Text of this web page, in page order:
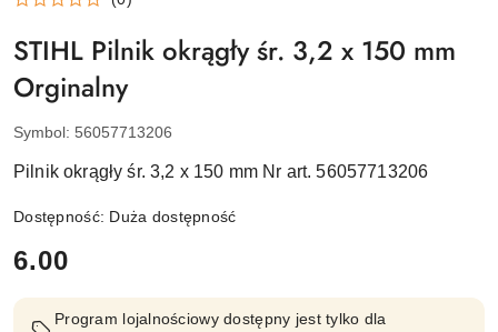
STIHL Pilnik okrągły śr. 3,2 x 150 mm
Orginalny
Symbol: 56057713206
Pilnik okrągły śr. 3,2 x 150 mm Nr art. 56057713206
Dostępność: Duża dostępność
cena:
6.00
Program lojalnościowy dostępny jest tylko dla